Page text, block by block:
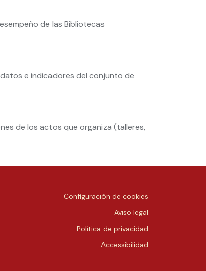
de las Bibliotecas
e indicadores del conjunto de
de los actos que organiza (talleres,
Configuración de cookies
Aviso legal
Política de privacidad
Accessibilidad